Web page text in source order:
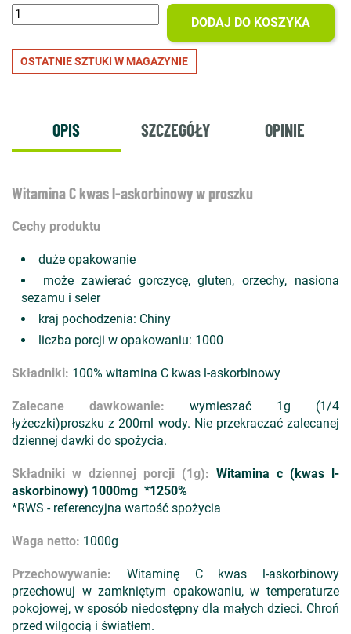
DODAJ DO KOSZYKA
OSTATNIE SZTUKI W MAGAZYNIE
OPIS SZCZEGÓŁY OPINIE
Witamina C kwas l-askorbinowy w proszku
Cechy produktu
duże opakowanie
może zawierać gorczycę, gluten, orzechy, nasiona
sezamu i seler
kraj pochodzenia: Chiny
liczba porcji w opakowaniu: 1000
Składniki: 100% witamina C kwas l-askorbinowy
Zalecane dawkowanie: wymieszać 1g (1/4
łyżeczki)proszku z 200ml wody. Nie przekraczać zalecanej
dziennej dawki do spożycia.
Składniki w dziennej porcji (1g): Witamina c (kwas l-
askorbinowy) 1000mg *1250%
*RWS - referencyjna wartość spożycia
Waga netto: 1000g
Przechowywanie: Witaminę C kwas l-askorbinowy
przechowuj w zamkniętym opakowaniu, w temperaturze
pokojowej, w sposób niedostępny dla małych dzieci. Chroń
przed wilgocią i światłem.